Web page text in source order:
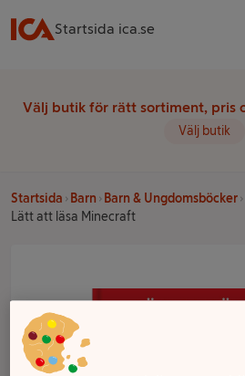
Startsida ica.se
Välj butik för rätt sortiment, pris
Välj butik
Startsida Barn Barn & Ungdomsböcker
Lätt att läsa Minecraft